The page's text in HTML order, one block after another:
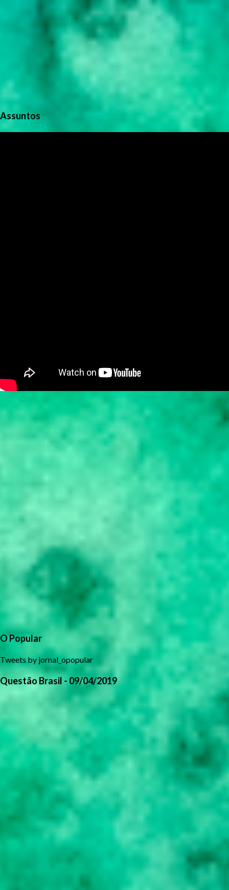
Assuntos
O Popular
Tweets by jornal_opopular
Questão Brasil - 09/04/2019